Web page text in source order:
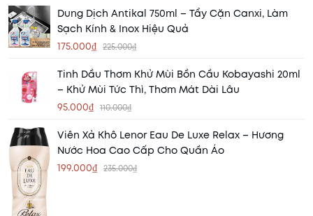
Dung Dịch Antikal 750ml – Tẩy Cặn Canxi, Làm
Sạch Kính & Inox Hiệu Quả
175.000₫ 225.000₫
Tinh Dầu Thơm Khử Mùi Bồn Cầu Kobayashi 20ml
– Khử Mùi Tức Thì, Thơm Mát Dài Lâu
95.000₫ 110.000₫
Viên Xả Khô Lenor Eau De Luxe Relax – Hương
Nước Hoa Cao Cấp Cho Quần Áo
199.000₫ 235.000₫